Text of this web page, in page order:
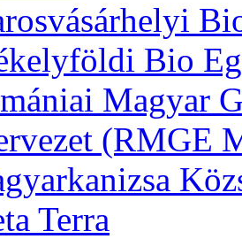
Bio
Magyar
(RMGE
Terra